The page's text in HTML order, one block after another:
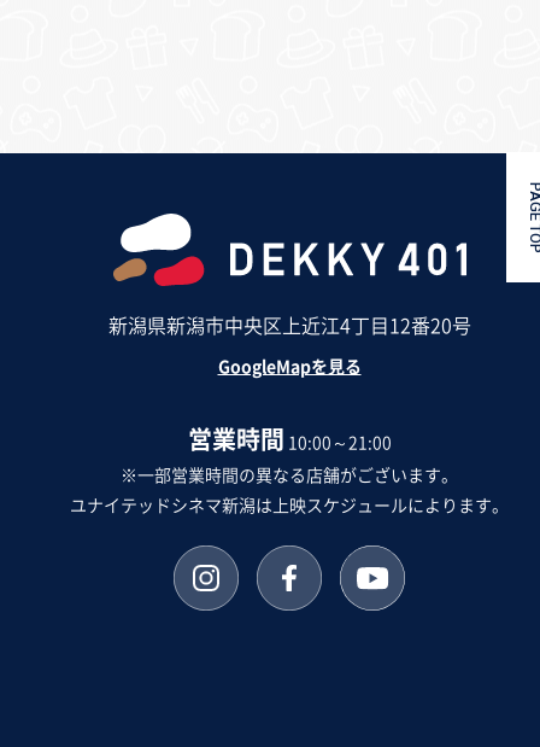
新潟県新潟市中央区上近江4丁目12番20号
GoogleMapを見る
営業時間 10:00～21:00
※一部営業時間の異なる店舗がございます。
ユナイテッドシネマ新潟は上映スケジュールによります。